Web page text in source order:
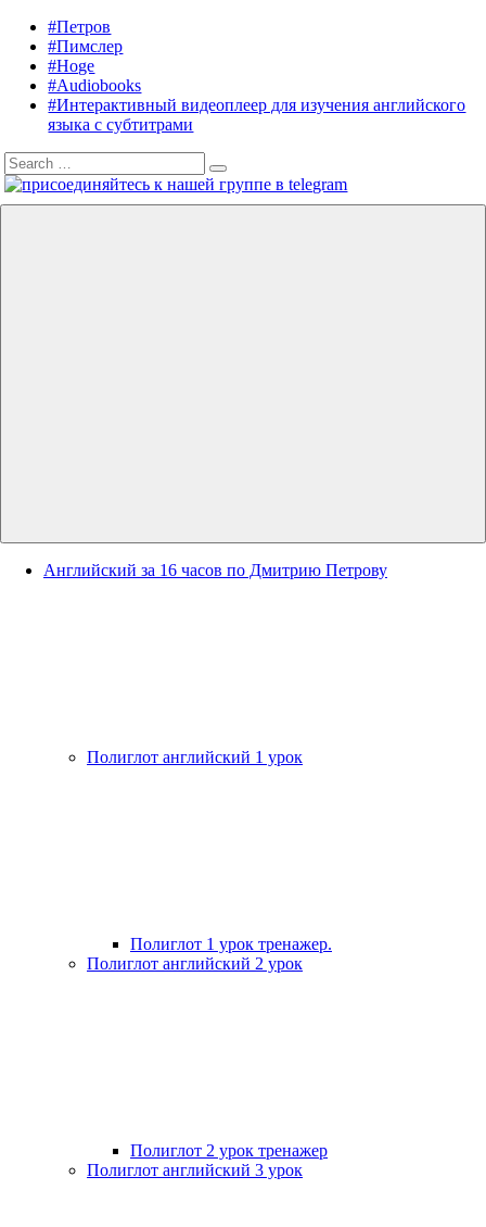
content
Listening
English
Audiobooks
English,
Petrov
English
#Петров
#Пимслер
#Hoge
#Audiobooks
#Интерактивный видеоплеер для изучения английского
языка с субтитрами
Search
for:
Search
Английский за 16 часов по Дмитрию Петрову
Полиглот английский 1 урок
Полиглот 1 урок тренажер.
Полиглот английский 2 урок
Полиглот 2 урок тренажер
Полиглот английский 3 урок